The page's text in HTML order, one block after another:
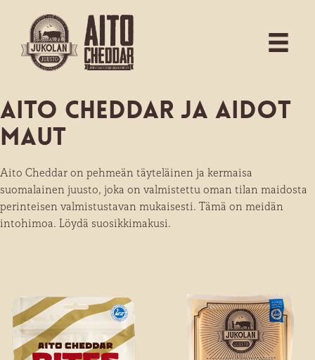
Aito Cheddar ja aidot
maut
Aito Cheddar on pehmeän täyteläinen ja kermaisa
suomalainen juusto, joka on valmistettu oman tilan maidosta
perinteisen valmistustavan mukaisesti. Tämä on meidän
intohimoa. Löydä suosikkimakusi.